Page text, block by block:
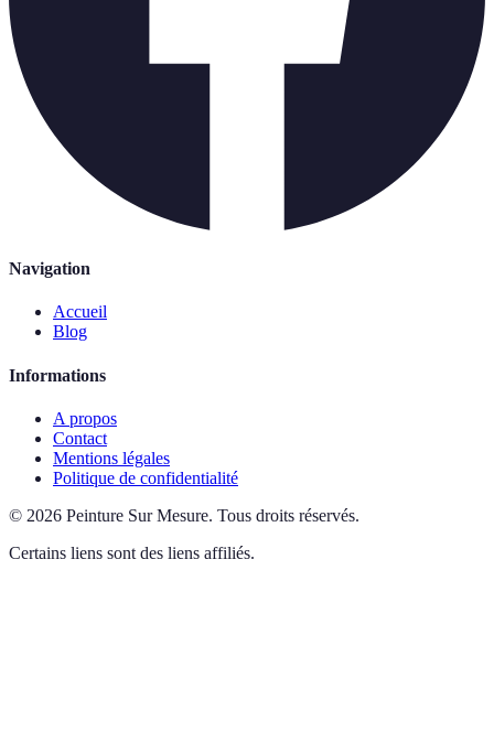
Navigation
Accueil
Blog
Informations
A propos
Contact
Mentions légales
Politique de confidentialité
© 2026 Peinture Sur Mesure. Tous droits réservés.
Certains liens sont des liens affiliés.